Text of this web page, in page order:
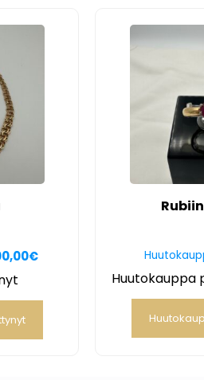
€
Huutokauppa